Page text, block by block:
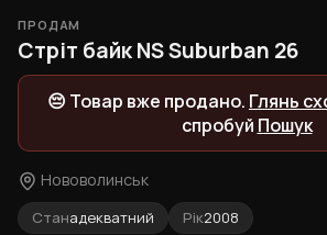
ПРОДАМ
Стріт байк NS Suburban 26
😔 Товар вже продано. Глянь
спробуй Пошук
Нововолинськ
Станадекватний Рік2008